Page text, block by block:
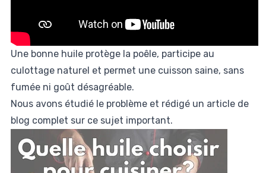
Une bonne huile protège la poêle, participe au
culottage naturel et permet une cuisson saine, sans
fumée ni goût désagréable.
Nous avons étudié le problème et rédigé un article de
blog complet sur ce sujet important.